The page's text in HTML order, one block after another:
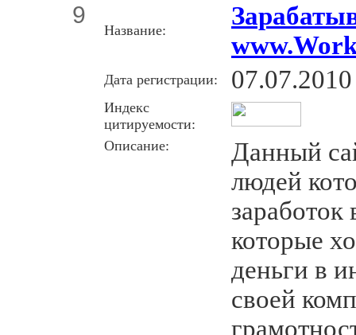
9
Название:
Дата регистрации: 07.07.2010
Индекс
цитируемости:
Описание:
Данный
людей
заработок
которые
деньги в
своей